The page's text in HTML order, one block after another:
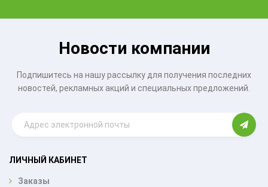
Новости компании
Подпишитесь на нашу рассылку для получения последних
новостей, рекламных акций и специальных предложений.
ЛИЧНЫЙ КАБИНЕТ
Заказы